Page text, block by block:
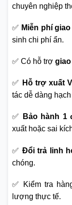
chuyên nghiệp
✅ Miễn phí
sinh chi phí ẩn.
✅ Có hỗ trợ
✅ Hỗ trợ xuất
tác dễ dàng
✅ Bảo hành 1
xuất hoặc sai
✅ Đổi trả linh
chóng.
✅ Kiểm tra
lượng thực tế.